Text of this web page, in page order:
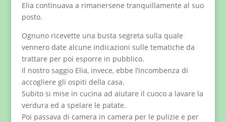
Elia continuava a rimanersene tranquillamente al suo
posto.
Ognuno ricevette una busta segreta sulla quale
vennero date alcune indicazioni sulle tematiche da
trattare per poi esporre in pubblico.
Il nostro saggio Elia, invece, ebbe l’incombenza di
accogliere gli ospiti della casa.
Subito si mise in cucina ad aiutare il cuoco a lavare la
verdura ed a spelare le patate.
Poi passava di camera in camera per le pulizie e per